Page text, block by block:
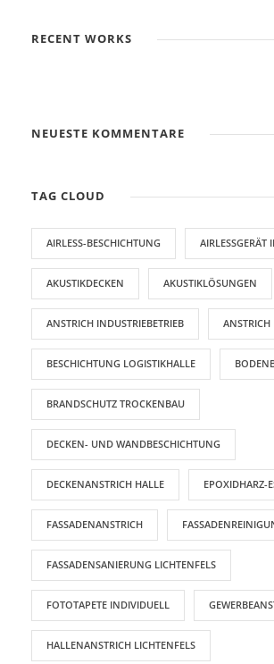
RECENT WORKS
NEUESTE KOMMENTARE
TAG CLOUD
AIRLESS-BESCHICHTUNG AIRLESSGERÄT
AKUSTIKDECKEN AKUSTIKLÖSUNGEN
ANSTRICH INDUSTRIEBETRIEB ANSTRICH
BESCHICHTUNG LOGISTIKHALLE
BRANDSCHUTZ TROCKENBAU
DECKEN- UND WANDBESCHICHTUNG
DECKENANSTRICH HALLE EPOXIDHARZ-
FASSADENANSTRICH
FASSADENSANIERUNG LICHTENFELS
FOTOTAPETE INDIVIDUELL
HALLENANSTRICH LICHTENFELS